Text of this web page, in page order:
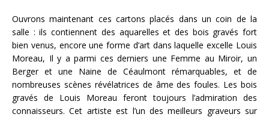
Ouvrons maintenant ces cartons placés dans un coin de la
salle : ils contiennent des aquarelles et des bois gravés fort
bien venus, encore une forme d’art dans laquelle excelle Louis
Moreau, Il y a parmi ces derniers une Femme au Miroir, un
Berger et une Naine de Céaulmont rémarquables, et de
nombreuses scènes révélatrices de âme des foules. Les bois
gravés de Louis Moreau feront toujours l’admiration des
connaisseurs. Cet artiste est l’un des meilleurs graveurs sur